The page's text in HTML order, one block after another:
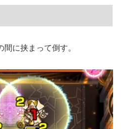
に挟まって倒す。